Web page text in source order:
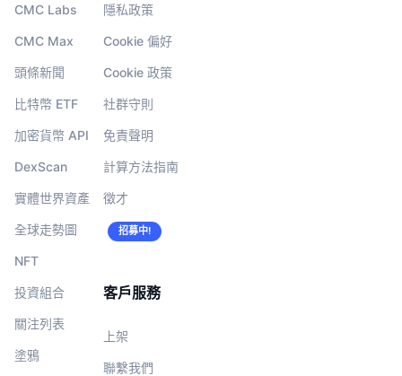
CMC Labs
CMC Max
頭條新聞
比特幣 ETF
加密貨幣 API
DexScan
實體世界資產
全球走勢圖
NFT
投資組合
關注列表
塗鴉
隱私政策
Cookie 偏好
Cookie 政策
社群守則
免責聲明
計算方法指南
徵才
招募中!
客戶服務
上架
聯繫我們